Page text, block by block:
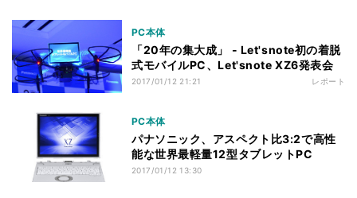
PC本体
「20年の集大成」 - Let'snote初の着脱
式モバイルPC、Let'snote XZ6発表会
2017/01/12 21:21 レポート
PC本体
パナソニック、アスペクト比3:2で高性
能な世界最軽量12型タブレットPC
2017/01/12 13:30